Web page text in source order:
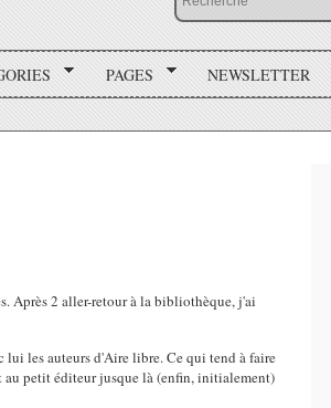
PAGES NEWSLETTER
Après 2 aller-retour à la bibliothèque, j'ai
les auteurs d'Aire libre. Ce qui tend à faire
petit éditeur jusque là (enfin, initialement)